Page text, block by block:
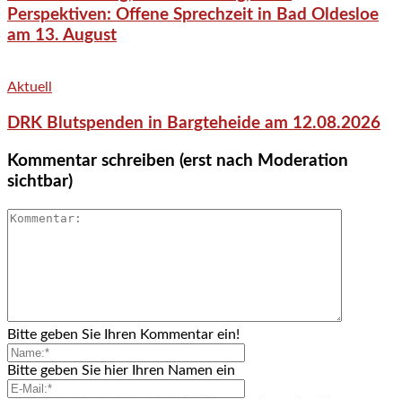
Perspektiven: Offene Sprechzeit in Bad Oldesloe
am 13. August
Aktuell
DRK Blutspenden in Bargteheide am 12.08.2026
Kommentar schreiben (erst nach Moderation
sichtbar)
Bitte geben Sie Ihren Kommentar ein!
Bitte geben Sie hier Ihren Namen ein